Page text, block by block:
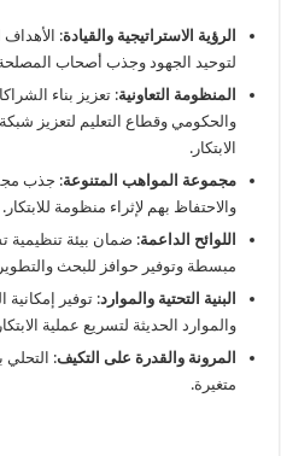
الرؤية الاستراتيجية والقيادة: الأهداف
لتوحيد الجهود وجذب أصحاب
المنظومة التعاونية: تعزيز بناء
والحكومي وقطاع التعليم لتعزيز
الابتكار.
مجموعة المواهب المتنوعة: جذب
والاحتفاظ بهم لإثراء منظومة للابتكار.
اللوائح الداعمة: ضمان بيئة تنظيمية
مبسطة وتوفير حوافز للبحث
البنية التحتية والموارد: توفير إمكانية
والموارد الحديثة لتسريع عملية
المرونة والقدرة على التكيف: التحلي
متغيرة.